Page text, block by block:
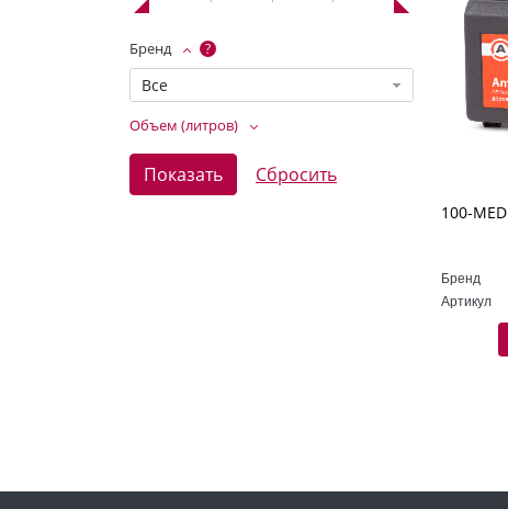
Бренд ?
Все
Объем (литров)
Бренд
Артикул